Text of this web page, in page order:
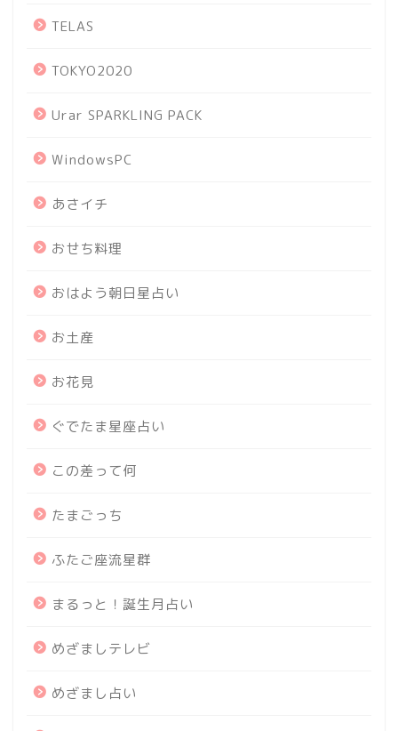
TELAS
TOKYO2020
Urar SPARKLING PACK
WindowsPC
あさイチ
おせち料理
おはよう朝日星占い
お土産
お花見
ぐでたま星座占い
この差って何
たまごっち
ふたご座流星群
まるっと！誕生月占い
めざましテレビ
めざまし占い